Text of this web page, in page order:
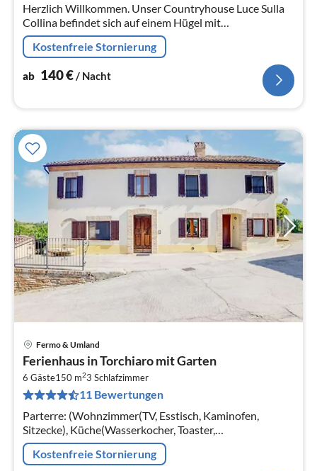
Herzlich Willkommen. Unser Countryhouse Luce Sulla
Collina befindet sich auf einem Hügel mit
Panoramablick auf die Adriatische Meer.
Kostenfreie Stornierung
ab 140€/ Nacht
Fermo & Umland
Ferienhaus in Torchiaro mit Garten
6 Gäste150 m23 Schlafzimmer
11 Bewertungen
Parterre: (Wohnzimmer(TV, Esstisch, Kaminofen,
Sitzecke), Küche(Wasserkocher, Toaster,
Espressomaschine, Backofen,
Kühl-/Gefrierkombination)
Kostenfreie Stornierung